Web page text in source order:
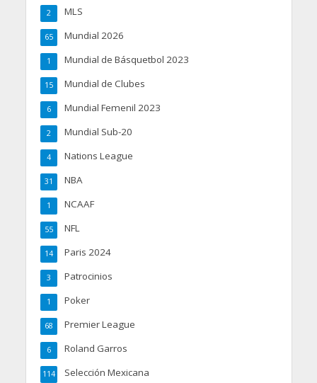
MLS
2
Mundial 2026
65
Mundial de Básquetbol 2023
1
Mundial de Clubes
15
Mundial Femenil 2023
6
Mundial Sub-20
2
Nations League
4
NBA
31
NCAAF
1
NFL
55
Paris 2024
14
Patrocinios
3
Poker
1
Premier League
68
Roland Garros
6
Selección Mexicana
114